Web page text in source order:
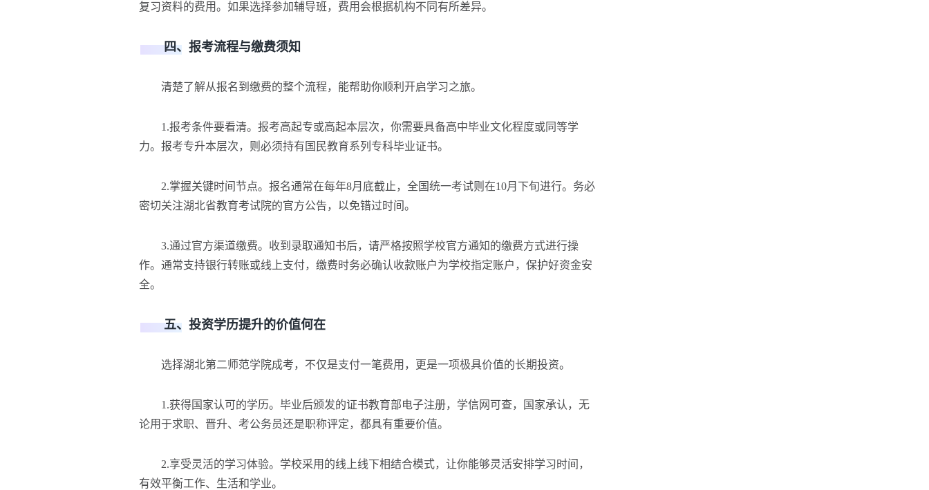
复习资料的费用。如果选择参加辅导班，费用会根据机构不同有所差异。
四、报考流程与缴费须知
清楚了解从报名到缴费的整个流程，能帮助你顺利开启学习之旅。
1.报考条件要看清。报考高起专或高起本层次，你需要具备高中毕业文化程度或同等学
力。报考专升本层次，则必须持有国民教育系列专科毕业证书。
2.掌握关键时间节点。报名通常在每年8月底截止，全国统一考试则在10月下旬进行。务必
密切关注湖北省教育考试院的官方公告，以免错过时间。
3.通过官方渠道缴费。收到录取通知书后，请严格按照学校官方通知的缴费方式进行操
作。通常支持银行转账或线上支付，缴费时务必确认收款账户为学校指定账户，保护好资金安
全。
五、投资学历提升的价值何在
选择湖北第二师范学院成考，不仅是支付一笔费用，更是一项极具价值的长期投资。
1.获得国家认可的学历。毕业后颁发的证书教育部电子注册，学信网可查，国家承认，无
论用于求职、晋升、考公务员还是职称评定，都具有重要价值。
2.享受灵活的学习体验。学校采用的线上线下相结合模式，让你能够灵活安排学习时间，
有效平衡工作、生活和学业。